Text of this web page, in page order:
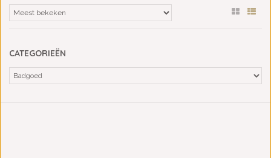
CATEGORIEËN